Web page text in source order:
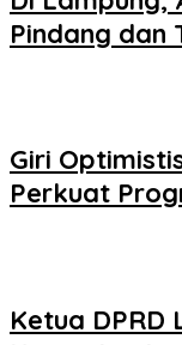
Pindang dan
Giri
Perkuat
Ketua DPRD